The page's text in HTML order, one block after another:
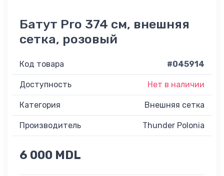
Батут Pro 374 см, внешняя
сетка, розовый
Код товара #045914
Доступность Нет в наличии
Категория Внешняя сетка
Производитель Thunder Polonia
6 000 MDL